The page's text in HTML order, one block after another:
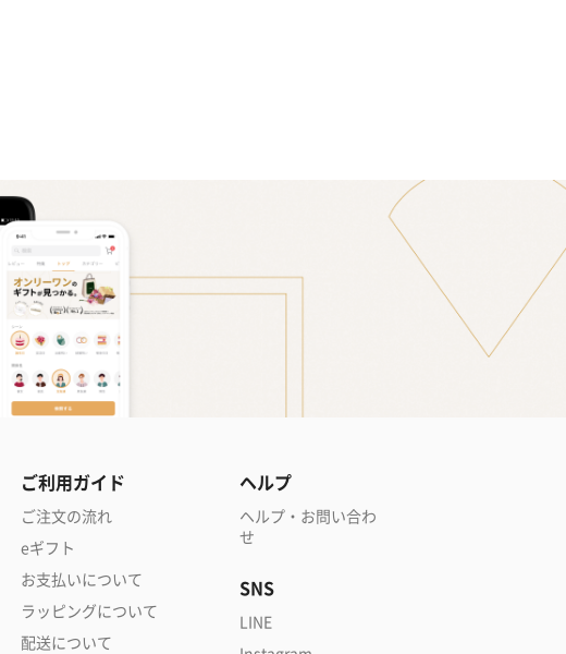
ご利用ガイド
ご注文の流れ
eギフト
お支払いについて
ラッピングについて
配送について
ヘルプ
ヘルプ・お問い合わ
せ
SNS
LINE